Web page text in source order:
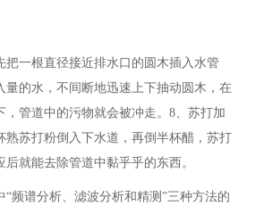
把一根直径接近排水口的圆木插入水管
量的水，不间断地迅速上下抽动圆木，在
，管道中的污物就会被冲走。8、苏打加
熟苏打粉倒入下水道，再倒半杯醋，苏打
就能去除管道中黏乎乎的东西。
“频谱分析、滤波分析和精测”三种方法的